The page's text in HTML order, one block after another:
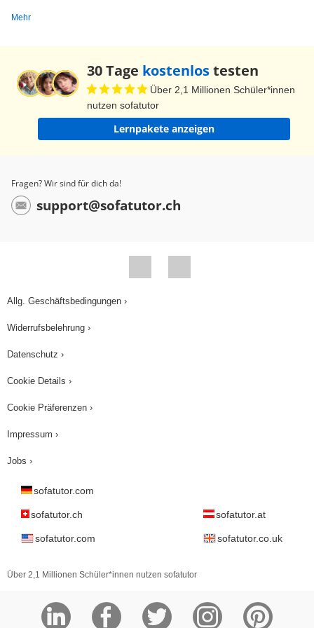
Mehr
30 Tage kostenlostesten
Über 2,1 Millionen Schüler*innen
nutzen sofatutor
Lernpakete anzeigen
Fragen? Wir sind für dich da!
support@sofatutor.ch
Allg. Geschäftsbedingungen ›
Widerrufsbelehrung ›
Datenschutz ›
Cookie Details ›
Cookie Präferenzen ›
Impressum ›
Jobs ›
sofatutor.com
sofatutor.ch sofatutor.at
sofatutor.com sofatutor.co.uk
Über 2,1 Millionen Schüler*innen nutzen sofatutor